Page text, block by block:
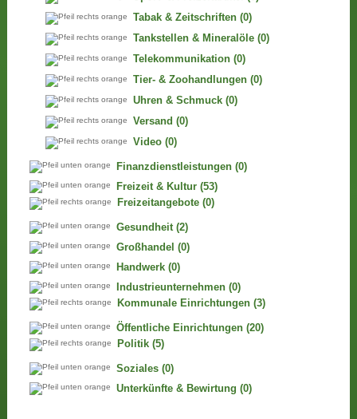
Tabak & Zeitschriften (0)
Tankstellen & Mineralöle (0)
Telekommunikation (0)
Tier- & Zoohandlungen (0)
Uhren & Schmuck (0)
Versand (0)
Video (0)
Finanzdienstleistungen (0)
Freizeit & Kultur (53)
Freizeitangebote (0)
Gesundheit (2)
Großhandel (0)
Handwerk (0)
Industrieunternehmen (0)
Kommunale Einrichtungen (3)
Öffentliche Einrichtungen (20)
Politik (5)
Soziales (0)
Unterkünfte & Bewirtung (0)